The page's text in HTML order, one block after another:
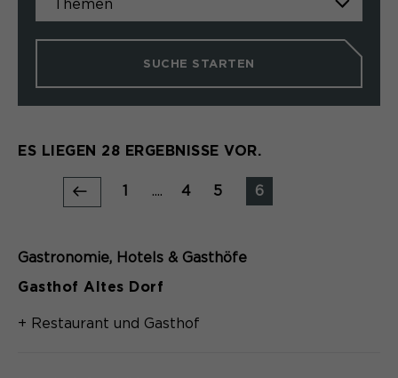
SUCHE STARTEN
ES LIEGEN 28 ERGEBNISSE VOR.
1 .... 4 5 6
Gastronomie Hotels & Gasthöfe
Gasthof Altes Dorf
+ Restaurant und Gasthof